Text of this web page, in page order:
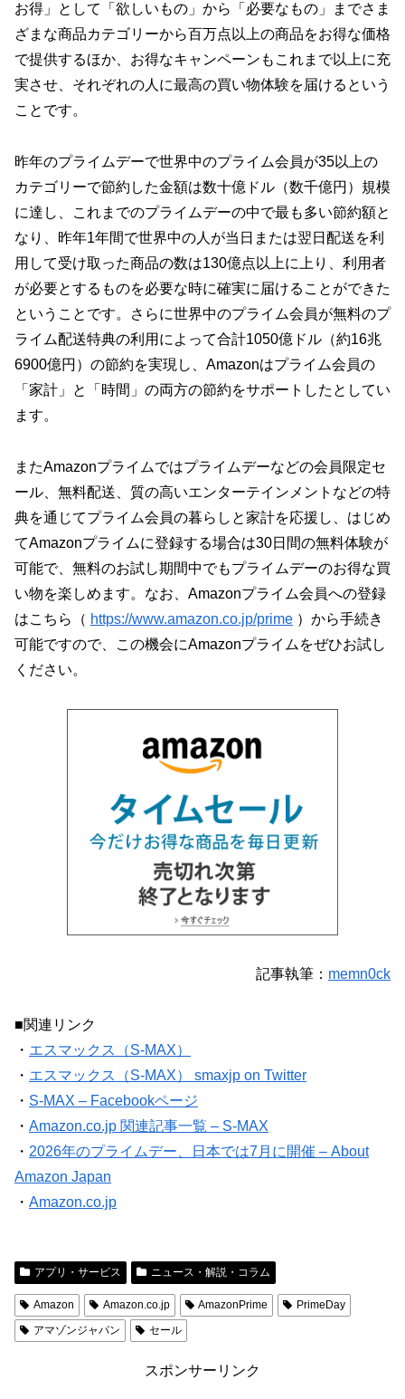
お得」として「欲しいもの」から「必要なもの」までさま
ざまな商品カテゴリーから百万点以上の商品をお得な価格
で提供するほか、お得なキャンペーンもこれまで以上に充
実させ、それぞれの人に最高の買い物体験を届けるという
ことです。
昨年のプライムデーで世界中のプライム会員が35以上の
カテゴリーで節約した金額は数十億ドル（数千億円）規模
に達し、これまでのプライムデーの中で最も多い節約額と
なり、昨年1年間で世界中の人が当日または翌日配送を利
用して受け取った商品の数は130億点以上に上り、利用者
が必要とするものを必要な時に確実に届けることができた
ということです。さらに世界中のプライム会員が無料のプ
ライム配送特典の利用によって合計1050億ドル（約16兆
6900億円）の節約を実現し、Amazonはプライム会員の
「家計」と「時間」の両方の節約をサポートしたとしてい
ます。
またAmazonプライムではプライムデーなどの会員限定セ
ール、無料配送、質の高いエンターテインメントなどの特
典を通じてプライム会員の暮らしと家計を応援し、はじめ
てAmazonプライムに登録する場合は30日間の無料体験が
可能で、無料のお試し期間中でもプライムデーのお得な買
い物を楽しめます。なお、Amazonプライム会員への登録
はこちら（ https://www.amazon.co.jp/prime ）から手続き
可能ですので、この機会にAmazonプライムをぜひお試し
ください。
記事執筆： memn0ck
■関連リンク
・ エスマックス（S-MAX）
・ エスマックス（S-MAX） smaxjp on Twitter
・ S-MAX – Facebookページ
・ Amazon.co.jp 関連記事一覧 – S-MAX
・ 2026年のプライムデー、日本では7月に開催 – About
Amazon Japan
・ Amazon.co.jp
アプリ・サービス ニュース・解説・コラム
Amazon Amazon.co.jp AmazonPrime
PrimeDay
アマゾンジャパン
セール
スポンサーリンク